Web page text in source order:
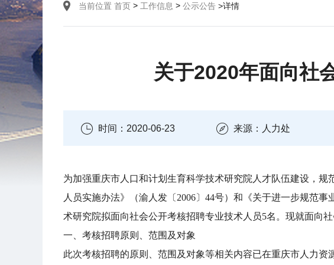
当前位置 首页 > 工作信息 > 公示公告 >详情
关于2020年面向社
时间：2020-06-23 来源：人力处
为加强重庆市人口和计划生育科学技术研究院人才队伍建设，
人员实施办法》（渝人发〔2006〕44号）和《关于进一步规范
术研究院拟面向社会公开考核招聘专业技术人员5名。现就面向
一、考核招聘原则、范围及对象
此次考核招聘的原则、范围及对象等相关内容已在重庆市人力